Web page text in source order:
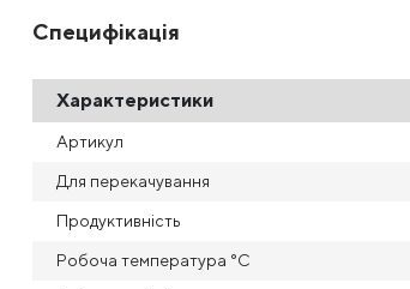
Специфікація
Характеристики
Артикул
Для перекачування
Продуктивність
Робоча температура °С